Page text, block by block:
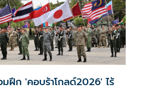
มฝึก 'คอบร้าโกลด์2026' ไร้